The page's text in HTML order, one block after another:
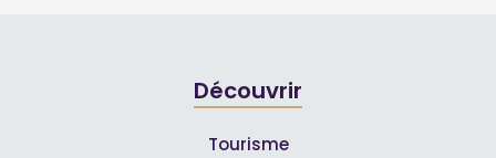
Découvrir
Tourisme